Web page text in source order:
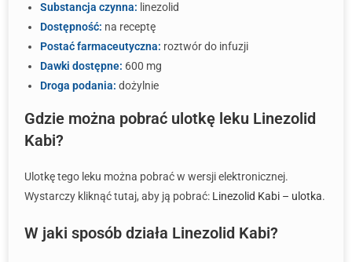
Substancja czynna: linezolid
Dostępność: na receptę
Postać farmaceutyczna: roztwór do infuzji
Dawki dostępne: 600 mg
Droga podania: dożylnie
Gdzie można pobrać ulotkę leku Linezolid
Kabi?
Ulotkę tego leku można pobrać w wersji elektronicznej.
Wystarczy kliknąć tutaj, aby ją pobrać: Linezolid Kabi – ulotka.
W jaki sposób działa Linezolid Kabi?